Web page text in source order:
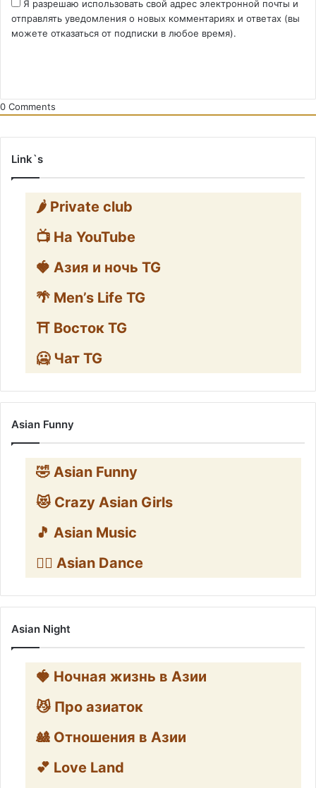
Я разрешаю использовать свой адрес электронной почты и
отправлять уведомления о новых комментариях и ответах (вы
можете отказаться от подписки в любое время).
0 Comments
Link`s
🌶️ Private club
📺 На YouTube
🍓 Азия и ночь TG
🌴 Men’s Life TG
⛩️ Восток TG
🥶 Чат TG
Asian Funny
🤣 Asian Funny
😻 Crazy Asian Girls
🎵 Asian Music
👯‍♀️ Asian Dance
Asian Night
🍓 Ночная жизнь в Азии
😼 Про азиаток
🎎 Отношения в Азии
💕 Love Land